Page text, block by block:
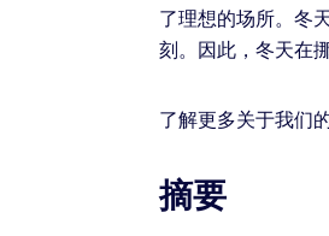
了理想的场所。冬
刻。因此，冬天在
了解更多关于我们
摘要